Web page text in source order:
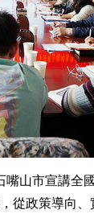
山市宣講全
從政策導向、